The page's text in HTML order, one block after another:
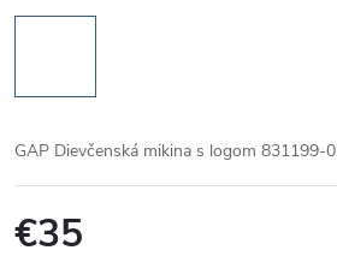
GAP Dievčenská mikina s logom 831199-
€35